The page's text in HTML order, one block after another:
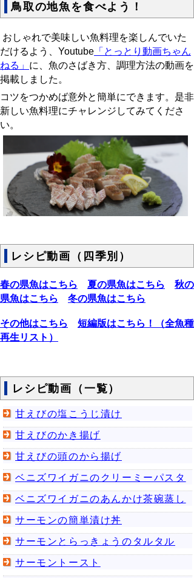
鳥取の地魚を食べよう！
おしゃれで美味しい魚料理を楽しんでいた
だけるよう、Youtube 「とっとり動画ちゃん
ねる」 に、魚のさばき方、調理方法の動画を
掲載しました。
コツをつかめば意外と簡単にできます。是非
新しい魚料理にチャレンジしてみてくださ
い。
レシピ動画（四季別）
春の県魚はこちら 夏の県魚はこちら
秋の
県魚はこちら
冬の県魚はこちら
その他はこちら
短編版はこちら！（全魚種
再生リスト）
レシピ動画（一覧）
甘えびの塩こうじ漬け
甘えびのかき揚げ
甘えびの頭のから揚げ
ベニズワイガニのクリーミーパスタ
ベニズワイガニのあんかけ茶碗蒸し
サーモンの簡単漬け丼
サーモンとらっきょうのタルタル
サーモントースト